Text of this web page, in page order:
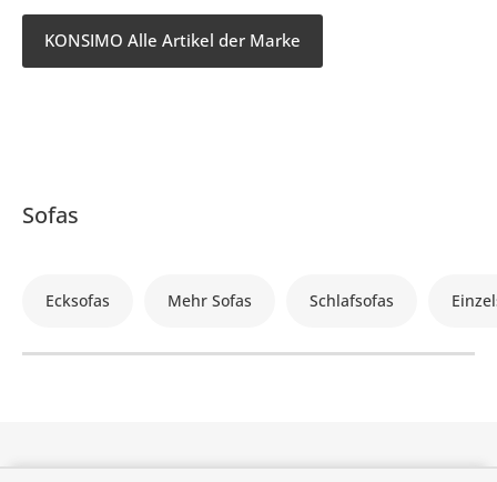
KONSIMO Alle Artikel der Marke
Sofas
Ecksofas Mehr Sofas Schlafsofas